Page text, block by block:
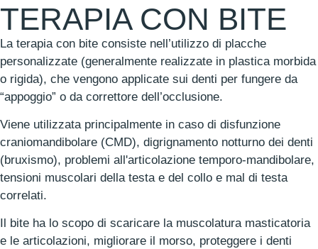
TERAPIA CON BITE
La terapia con bite consiste nell’utilizzo di placche
personalizzate (generalmente realizzate in plastica morbida
o rigida), che vengono applicate sui denti per fungere da
“appoggio” o da correttore dell’occlusione.
Viene utilizzata principalmente in caso di disfunzione
craniomandibolare (CMD), digrignamento notturno dei denti
(bruxismo), problemi all'articolazione temporo-mandibolare,
tensioni muscolari della testa e del collo e mal di testa
correlati.
Il bite ha lo scopo di scaricare la muscolatura masticatoria
e le articolazioni, migliorare il morso, proteggere i denti